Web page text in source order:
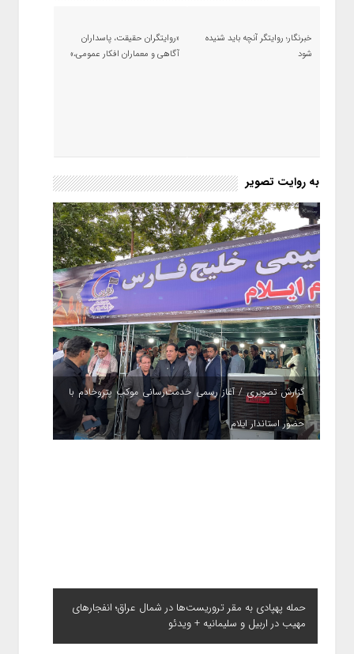
خبرنگار؛ روایتگر آنچه باید شنیده
شود
«روایتگران حقیقت، پاسداران
آگاهی و معماران افکار عمومی،»
به روایت تصویر
گزارش تصویری / آغاز رسمی خدمت‌رسانی موکب پتروخادم با
حضور استاندار ایلام
حمله پهپادی به مقر تروریست‌ها در شمال عراق؛ انفجارهای
مهیب در اربیل و سلیمانیه + ویدئو